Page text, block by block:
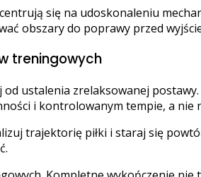
się na udoskonaleniu
obszary do poprawy przed
treningowych
ustalenia zrelaksowanej
i kontrolowanym tempie, a nie
trajektorię piłki i staraj się